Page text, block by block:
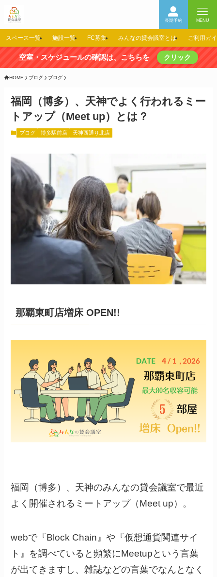
長期予約 MENU
スペース一覧 施設一覧 FC募集 みんなの貸会議室とは ご利用ガ
空室・スケジュールの確認は、こちらを クリック
HOME ブログ ブログ
福岡（博多）、天神でよく行われるミー
トアップ（Meet up）とは？
ブログ 博多駅前店 天神西通り北店
那覇東町店増床 OPEN!!
福岡（博多）、天神のみんなの貸会議室で最近
よく開催されるミートアップ（Meet up）。
webで『Block Chain』や『仮想通貨関連サイ
ト』を調べていると頻繁にMeetupという言葉
が出てきますし、雑誌などの言葉でなんとなく